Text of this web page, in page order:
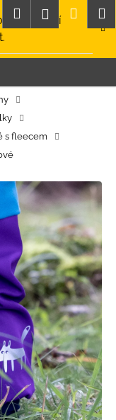
a odesílání
HledatPřihlášení
s fleecem